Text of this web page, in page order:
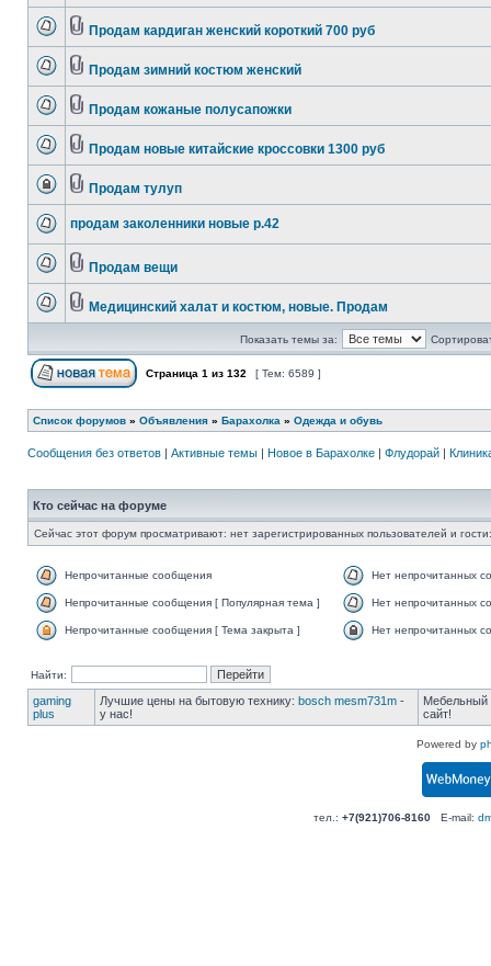
Продам кардиган женский короткий 700 руб
Продам зимний костюм женский
Продам кожаные полусапожки
Продам новые китайские кроссовки 1300 руб
Продам тулуп
продам заколенники новые р.42
Продам вещи
Медицинский халат и костюм, новые. Продам
Показать темы за:
Страница 1 из 132 [ Тем: 6589 ]
Список форумов » Объявления » Барахолка » Одежда и обувь
Сообщения без ответов | Активные темы | Новое в Барахолке | Флудорай |
Кто сейчас на форуме
Сейчас этот форум просматривают: нет зарегистрированных пользователей и
Непрочитанные сообщения Нет непрочитанных
Непрочитанные сообщения [ Популярная тема ] Нет непрочитанных
Непрочитанные сообщения [ Тема закрыта ] Нет непрочитанных
Найти:
gaming
plus
Лучшие цены на бытовую технику: bosch mesm731m -
у нас!
Мебельный
сайт!
Powered by
тел.: +7(921)706-8160E-mail: